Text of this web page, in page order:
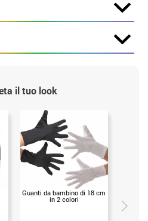
il tuo look
Guanti da bambino di 18 cm
in 2 colori